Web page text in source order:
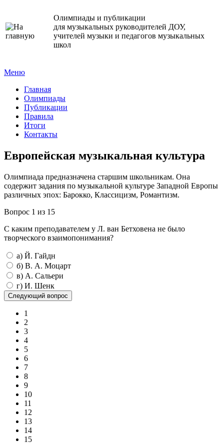
Олимпиады и публикации
для музыкальных руководителей ДОУ,
учителей музыки и педагогов музыкальных
школ
Меню
Главная
Олимпиады
Публикации
Правила
Итоги
Контакты
Европейская музыкальная культура
Олимпиада предназначена старшим школьникам. Она
содержит задания по музыкальной культуре Западной Европы
различных эпох: Барокко, Классицизм, Романтизм.
Вопрос 1 из 15
С каким преподавателем у Л. ван Бетховена не было
творческого взаимопонимания?
а) Й. Гайдн
б) В. А. Моцарт
в) А. Сальери
г) И. Шенк
1
2
3
4
5
6
7
8
9
10
11
12
13
14
15